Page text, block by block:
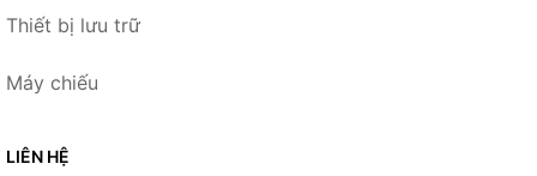
Thiết bị lưu trữ
Máy chiếu
LIÊN HỆ